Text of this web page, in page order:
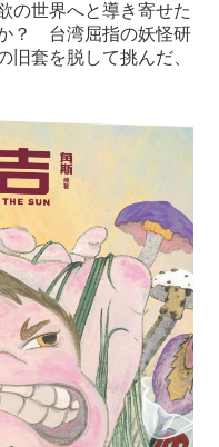
の世界へと導き寄せた
？ 台湾屈指の妖怪研
旧套を脱して挑んだ、